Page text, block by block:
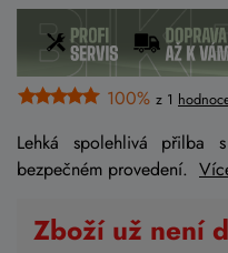
100% z 1
Lehká spolehlivá přilba
bezpečném provedení.
Zboží už není